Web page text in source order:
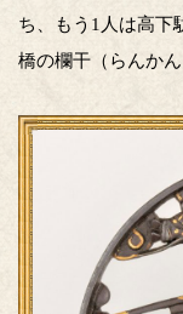
ち、もう1人は高下
橋の欄干（らんか